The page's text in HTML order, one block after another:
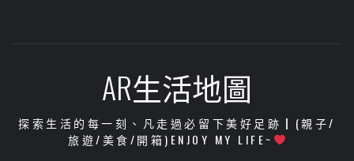
AR生活地圖
探索生活的每一刻、凡走過必留下美好足跡┃(親子/
旅遊/美食/開箱)ENJOY MY LIFE~